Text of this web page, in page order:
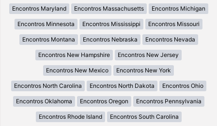
Encontros Maryland Encontros Massachusetts Encontros Michigan
Encontros Minnesota Encontros Mississippi Encontros Missouri
Encontros Montana Encontros Nebraska Encontros Nevada
Encontros New Hampshire Encontros New Jersey
Encontros New Mexico Encontros New York
Encontros North Carolina Encontros North Dakota Encontros Ohio
Encontros Oklahoma Encontros Oregon Encontros Pennsylvania
Encontros Rhode Island Encontros South Carolina